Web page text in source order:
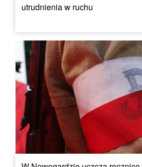
utrudnienia w ruchu